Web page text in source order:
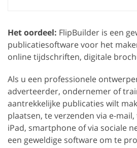
Het oordeel: FlipBuilder is een
publicatiesoftware voor het
online tijdschriften, digitale
Als u een professionele
adverteerder, ondernemer of
aantrekkelijke publicaties wilt
plaatsen, te verzenden via e-
iPad, smartphone of via sociale
een geweldige software om te